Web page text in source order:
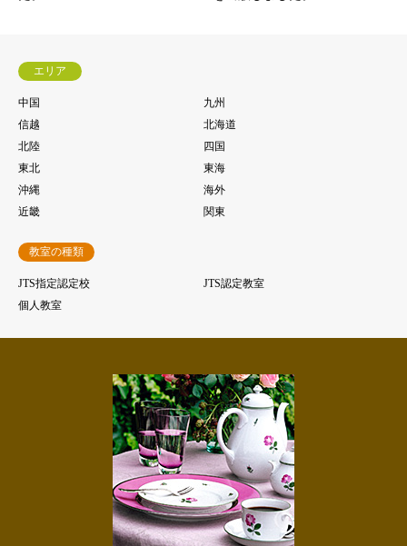
エリア
中国
九州
信越
北海道
北陸
四国
東北
東海
沖縄
海外
近畿
関東
教室の種類
JTS指定認定校
JTS認定教室
個人教室